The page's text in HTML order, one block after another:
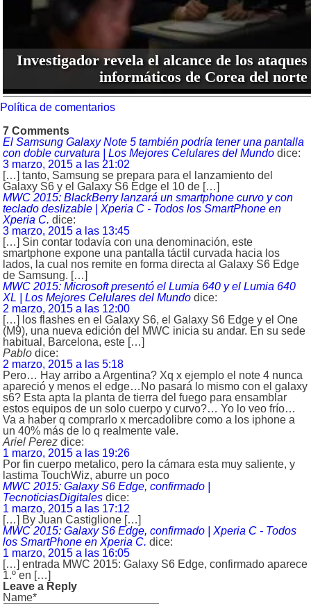
Investigador revela el alcance de los ataques
informáticos de Corea del norte
Política de comentarios
7 Comments
El Samsung Galaxy Note 5 también podría tener una pantalla
con doble curvatura | Los Mejores Celulares del Mundo dice:
3 marzo, 2015 a las 21:02
[…] tanto, Samsung se prepara para el lanzamiento del
Galaxy S6 y el Galaxy S6 Edge el 10 de […]
MWC 2015: BlackBerry lanzará un smartphone curvo y con
teclado deslizable | Xperia C - Todos los SmartPhone en
Xperia C. dice:
3 marzo, 2015 a las 13:45
[…] Sin contar todavía con una denominación, este
smartphone expone una pantalla táctil curvada hacia los
lados, la cual nos remite en forma directa al Galaxy S6 Edge
de Samsung. […]
MWC 2015: Microsoft presentó el Lumia 640 y el Lumia 640
XL | Los Mejores Celulares del Mundo dice:
2 marzo, 2015 a las 12:00
[…] los flashes en el Galaxy S6, el Galaxy S6 Edge y el One
(M9), una nueva edición del MWC inicia su andar. En su sede
habitual, Barcelona, este […]
Pablo dice:
2 marzo, 2015 a las 5:18
Pero… Hay arribo a Argentina? Xq x ejemplo el note 4 nunca
apareció y menos el edge…No pasará lo mismo con el galaxy
s6? Esta apta la planta de tierra del fuego para ensamblar
estos equipos de un solo cuerpo y curvo?… Yo lo veo frío…
Va a haber q comprarlo x mercadolibre como a los iphone a
un 40% más de lo q realmente vale.
Ariel Perez dice:
1 marzo, 2015 a las 19:26
Por fin cuerpo metalico, pero la cámara esta muy saliente, y
lastima TouchWiz, aburre un poco
MWC 2015: Galaxy S6 Edge, confirmado |
TecnoticiasDigitales dice:
1 marzo, 2015 a las 17:12
[…] By Juan Castiglione […]
MWC 2015: Galaxy S6 Edge, confirmado | Xperia C - Todos
los SmartPhone en Xperia C. dice:
1 marzo, 2015 a las 16:05
[…] entrada MWC 2015: Galaxy S6 Edge, confirmado aparece
1.º en […]
Leave a Reply
Name*